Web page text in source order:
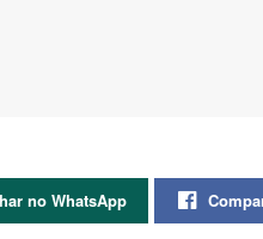
no WhatsApp